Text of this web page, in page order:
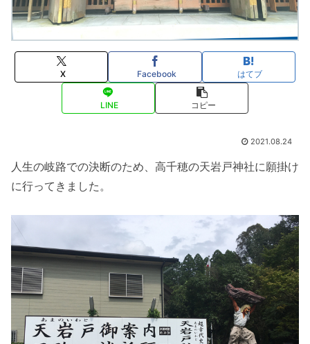
X Facebook はてブ
LINE コピー
2021.08.24
人生の岐路での決断のため、高千穂の天岩戸神社に願掛け
に行ってきました。